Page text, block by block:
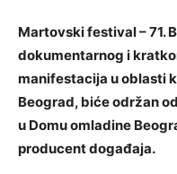
Martovski festival – 71.
dokumentarnog i
manifestacija u oblasti
Beograd, biće održan
u Domu omladine
producent događaja.